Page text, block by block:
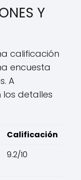
Y
calificación
encuesta
A
los detalles
Calificación
9.2/10